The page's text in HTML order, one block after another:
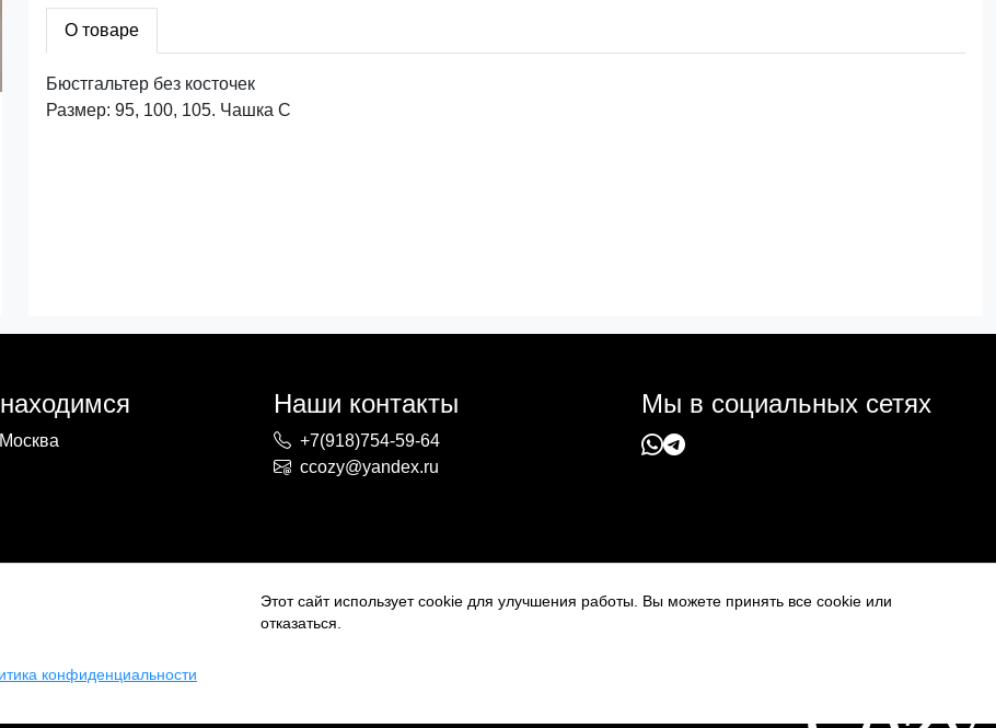
О товаре
Бюстгальтер без косточек
Размер: 95, 100, 105. Чашка C
Наши контакты
+7(918)754-59-64
ccozy@yandex.ru
Мы в социальных сетях
Этот сайт использует cookie для улучшения работы. Вы можете принять все cookie или
отказаться.
конфиденциальности